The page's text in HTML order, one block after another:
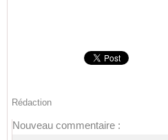
Rédaction
Nouveau commentaire :